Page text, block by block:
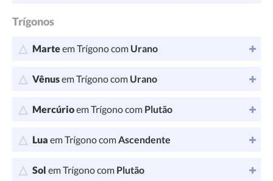
Trígonos
Marteem Trígono com Urano
Vênusem Trígono com Urano
Mercúrioem Trígono com Plutão
Lua em Trígono comAscendente
Sol em Trígono com Plutão